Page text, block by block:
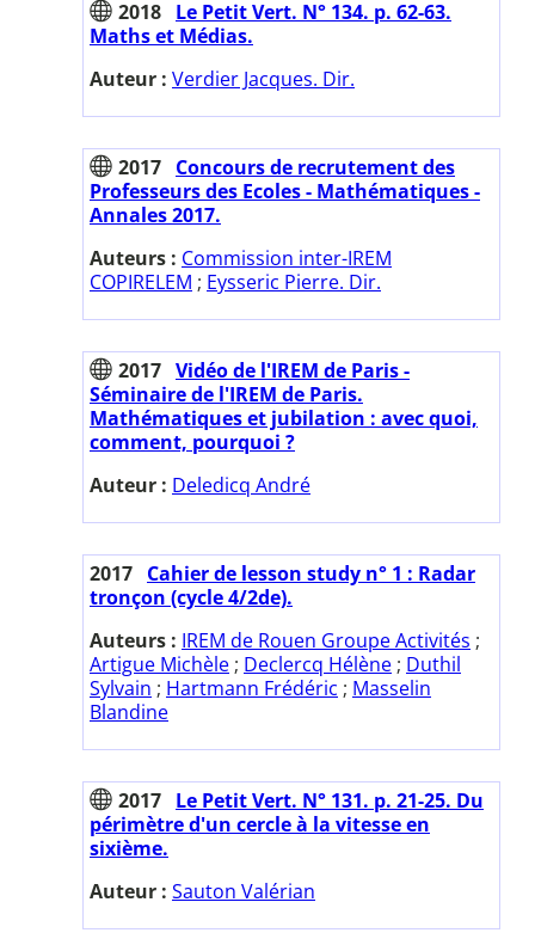
2018 Le Petit Vert. N° 134. p. 62-63.
Maths et Médias.
Auteur : Verdier Jacques. Dir.
2017 Concours de recrutement des
Professeurs des Ecoles - Mathématiques -
Annales 2017.
Auteurs : Commission inter-IREM
COPIRELEM ; Eysseric Pierre. Dir.
2017 Vidéo de l'IREM de Paris -
Séminaire de l'IREM de Paris.
Mathématiques et jubilation : avec quoi,
comment, pourquoi ?
Auteur : Deledicq André
2017 Cahier de lesson study n° 1 : Radar
tronçon (cycle 4/2de).
Auteurs : IREM de Rouen Groupe Activités ;
Artigue Michèle ; Declercq Hélène ; Duthil
Sylvain ; Hartmann Frédéric ; Masselin
Blandine
2017 Le Petit Vert. N° 131. p. 21-25. Du
périmètre d'un cercle à la vitesse en
sixième.
Auteur : Sauton Valérian